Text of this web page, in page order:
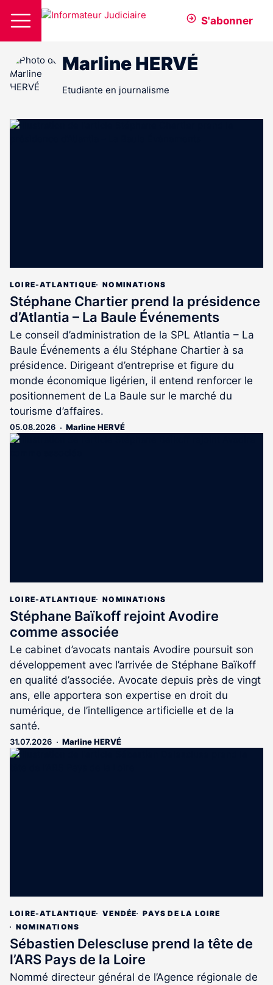
S'abonner
Marline HERVÉ
Etudiante en journalisme
LOIRE-ATLANTIQUE NOMINATIONS
Stéphane Chartier prend la présidence
d’Atlantia – La Baule Événements
Le conseil d’administration de la SPL Atlantia – La
Baule Événements a élu Stéphane Chartier à sa
présidence. Dirigeant d’entreprise et figure du
monde économique ligérien, il entend renforcer le
positionnement de La Baule sur le marché du
tourisme d’affaires.
05.08.2026 Marline HERVÉ
LOIRE-ATLANTIQUE NOMINATIONS
Stéphane Baïkoff rejoint Avodire
comme associée
Le cabinet d’avocats nantais Avodire poursuit son
développement avec l’arrivée de Stéphane Baïkoff
en qualité d’associée. Avocate depuis près de vingt
ans, elle apportera son expertise en droit du
numérique, de l’intelligence artificielle et de la
santé.
31.07.2026 Marline HERVÉ
LOIRE-ATLANTIQUE VENDÉE
PAYS DE LA LOIRE
NOMINATIONS
Sébastien Delescluse prend la tête de
l’ARS Pays de la Loire
Nommé directeur général de l’Agence régionale de